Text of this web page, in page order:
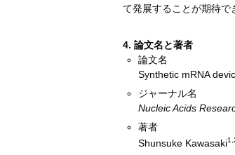
て発展することが期待で
4. 論文名と著者
論文名
Synthetic mRNA
ジャーナル名
Nucleic Acids
著者
Shunsuke Kawasaki